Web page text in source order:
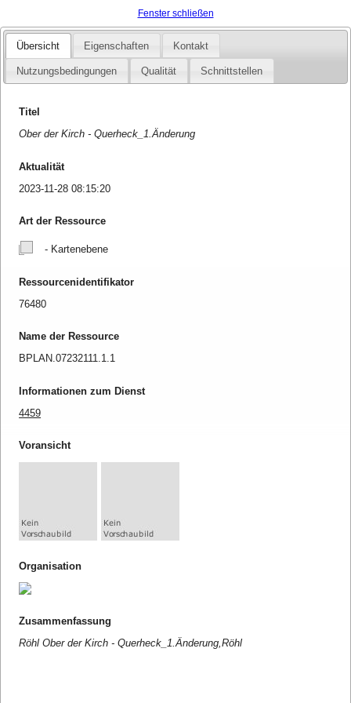
Fenster schließen
Übersicht Eigenschaften Kontakt
Nutzungsbedingungen Qualität Schnittstellen
Titel
Ober der Kirch - Querheck_1.Änderung
Aktualität
2023-11-28 08:15:20
Art der Ressource
- Kartenebene
Ressourcenidentifikator
76480
Name der Ressource
BPLAN.07232111.1.1
Informationen zum Dienst
4459
Voransicht
Organisation
Zusammenfassung
Röhl Ober der Kirch - Querheck_1.Änderung,Röhl